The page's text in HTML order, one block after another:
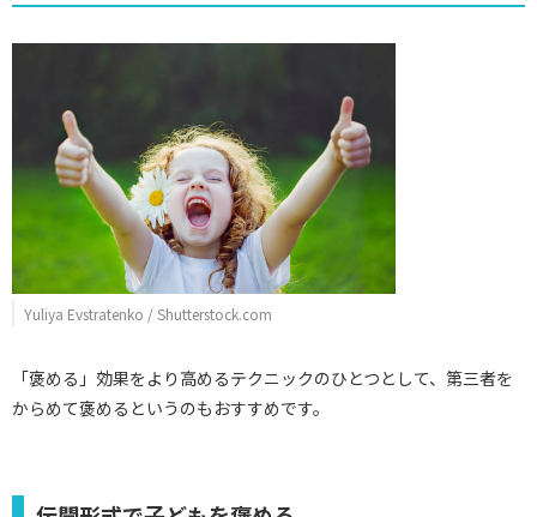
Yuliya Evstratenko / Shutterstock.com
「褒める」効果をより高めるテクニックのひとつとして、第三者を
からめて褒めるというのもおすすめです。